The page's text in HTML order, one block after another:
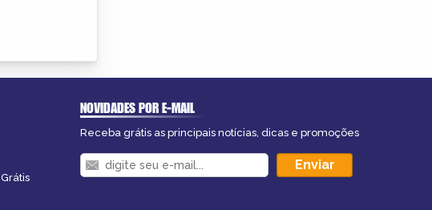
Grátis
NOVIDADES POR E-MAIL
Receba grátis as principais notícias, dicas e promoções